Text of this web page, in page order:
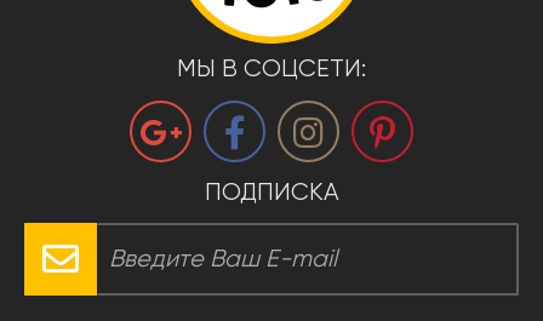
МЫ В СОЦСЕТИ:
ПОДПИСКА